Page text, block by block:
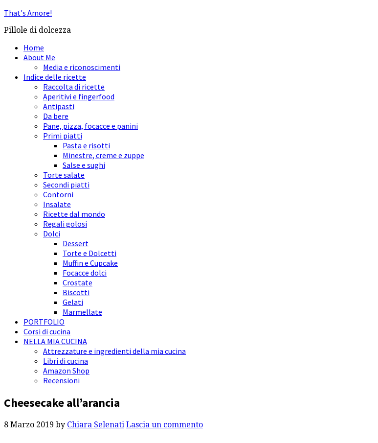
That's Amore!
Pillole di dolcezza
Home
About Me
Media e riconoscimenti
Indice delle ricette
Raccolta di ricette
Aperitivi e fingerfood
Antipasti
Da bere
Pane, pizza, focacce e panini
Primi piatti
Pasta e risotti
Minestre, creme e zuppe
Salse e sughi
Torte salate
Secondi piatti
Contorni
Insalate
Ricette dal mondo
Regali golosi
Dolci
Dessert
Torte e Dolcetti
Muffin e Cupcake
Focacce dolci
Crostate
Biscotti
Gelati
Marmellate
PORTFOLIO
Corsi di cucina
NELLA MIA CUCINA
Attrezzature e ingredienti della mia cucina
Libri di cucina
Amazon Shop
Recensioni
Cheesecake all’arancia
8 Marzo 2019 by Chiara Selenati Lascia un commento